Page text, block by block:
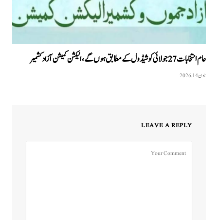
عام انتخابات27 جولائی کو شیڈول کے مطابق ہوں گے، الیکشن کمیشن آزاد کشمیر
جون 14, 2026
LEAVE A REPLY